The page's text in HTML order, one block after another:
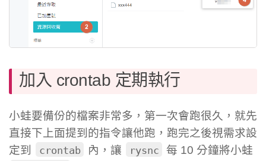
加入 crontab 定期執行
小蛙要備份的檔案非常多，第一次會跑很久，就先
直接下上面提到的指令讓他跑，跑完之後視需求設
定到
crontab 內，讓 rysnc 每 10 分鐘將小蛙